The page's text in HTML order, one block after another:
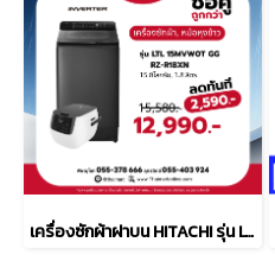
เครื่องซักผ้าฝาบน HITACHI รุ่น LTL 15MVW0T GG 15 กก. พร้อม หม้อหุงข้าว 1.8 ลิตร รุ่น RZ-R18XN